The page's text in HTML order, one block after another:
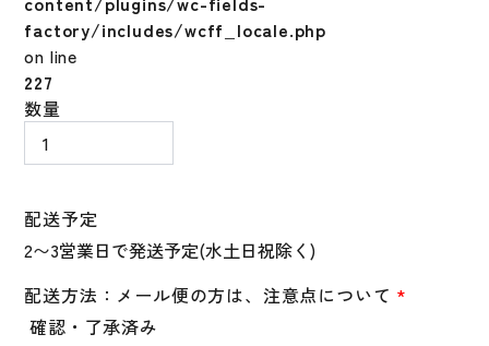
配送予定
配送方法：メール便の方は、注意点について *
確認・了承済み
数量
ア
ダ
ア
マ
ー
UNDER
factory/includes/wcff_locale.php
on line
227